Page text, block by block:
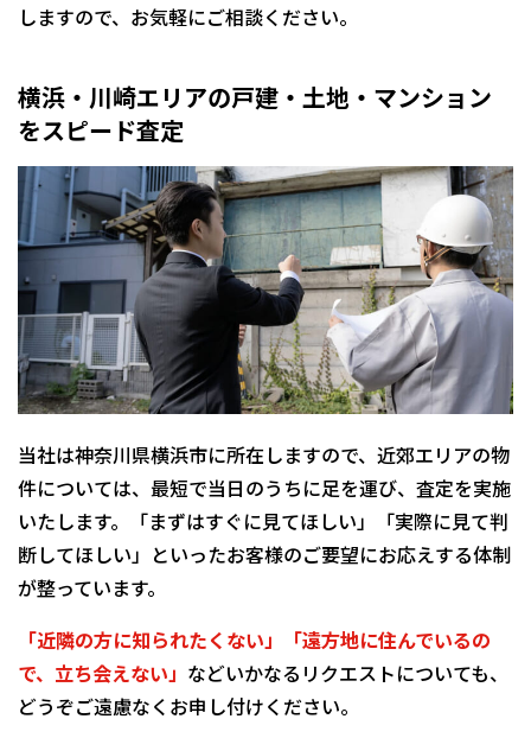
しますので、お気軽にご相談ください。
横浜・川崎エリアの戸建・土地・マンション
をスピード査定
当社は神奈川県横浜市に所在しますので、近郊エリアの物
件については、最短で当日のうちに足を運び、査定を実施
いたします。「まずはすぐに見てほしい」「実際に見て判
断してほしい」といったお客様のご要望にお応えする体制
が整っています。
「近隣の方に知られたくない」「遠方地に住んでいるの
で、立ち会えない」 などいかなるリクエストについても、
どうぞご遠慮なくお申し付けください。